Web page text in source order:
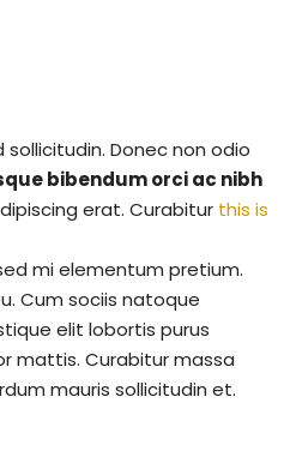
Donec non odio
bibendum orci ac nibh
erat. Curabitur this is
mi elementum pretium.
Cum sociis natoque
elit lobortis purus
mattis. Curabitur massa
mauris sollicitudin et.